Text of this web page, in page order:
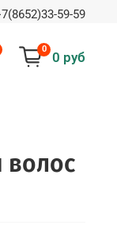
59-59
0
0 руб
волос